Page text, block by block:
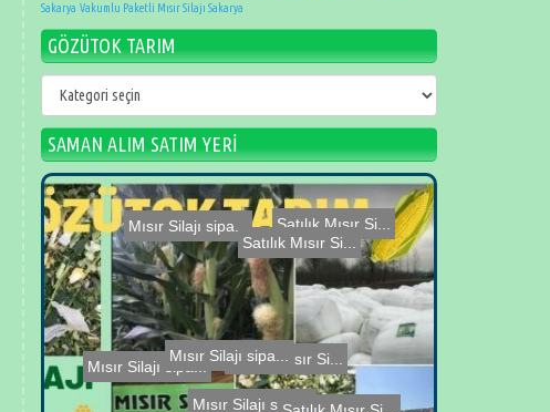
Sakarya Vakumlu Paketli Mısır Silajı Sakarya
GÖZÜTOK TARIM
GÖZÜTOK
TARIM
SAMAN ALIM SATIM YERİ
Satılık Mısır Si...
Satılık Mısır Si...
Mısır Silajı sipa...
Satılık Mısır Si...
Mısır Silajı sipa...
Satılık Mısır Si...